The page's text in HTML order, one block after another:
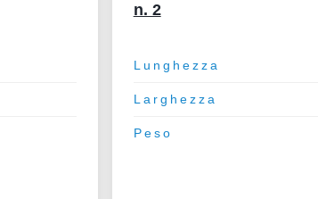
n. 2
Lunghezza
Larghezza
Peso